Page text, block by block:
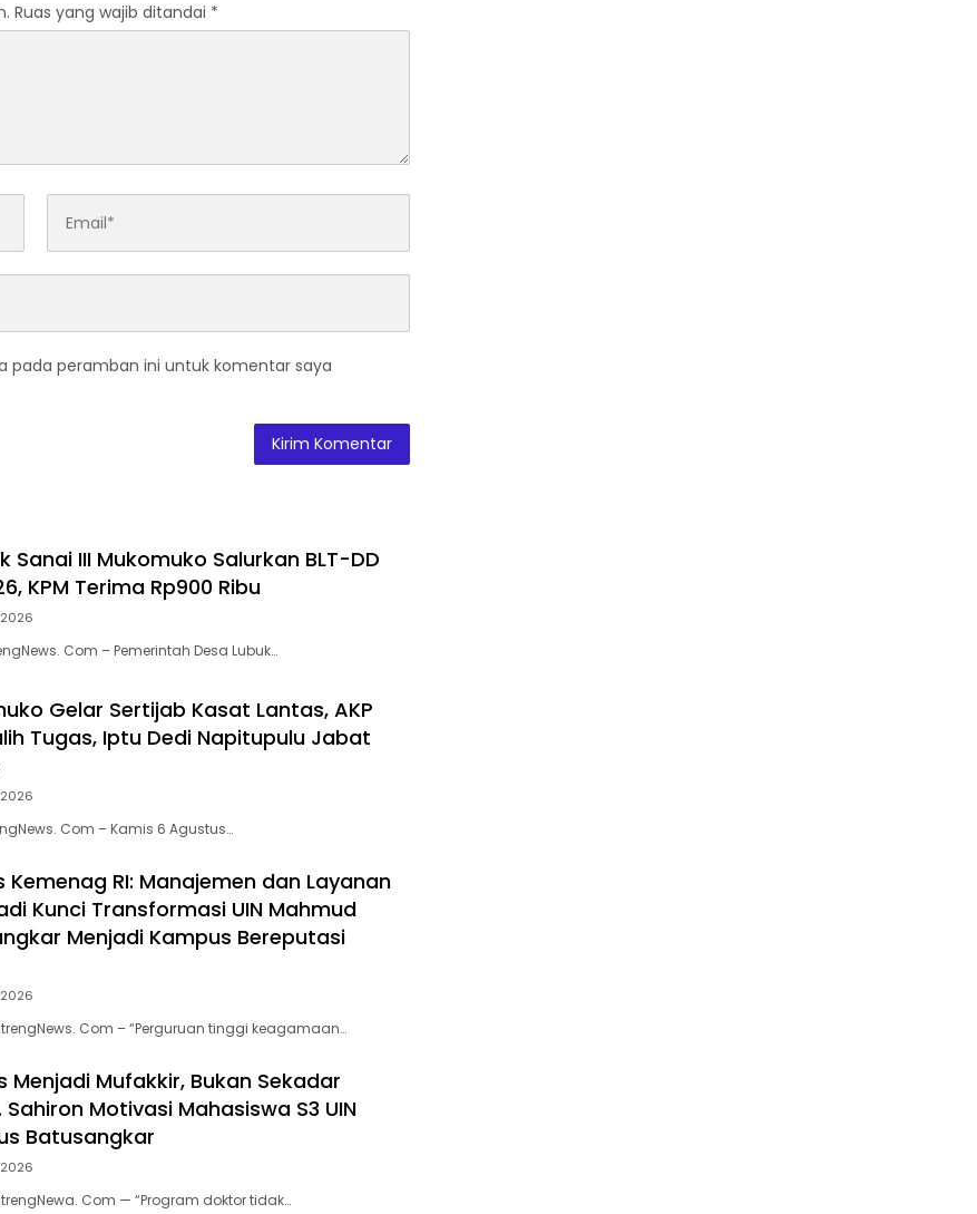
Ruas yang wajib ditandai *
pada peramban ini untuk komentar saya
Sanai III Mukomuko Salurkan BLT-DD
KPM Terima Rp900 Ribu
Com – Pemerintah Desa Lubuk…
Gelar Sertijab Kasat Lantas, AKP
Tugas, Iptu Dedi Napitupulu Jabat
Com – Kamis 6 Agustus…
Kemenag RI: Manajemen dan Layanan
Kunci Transformasi UIN Mahmud
Menjadi Kampus Bereputasi
Com – “Perguruan tinggi keagamaan…
Menjadi Mufakkir, Bukan Sekadar
Sahiron Motivasi Mahasiswa S3 UIN
Batusangkar
Com — “Program doktor tidak…